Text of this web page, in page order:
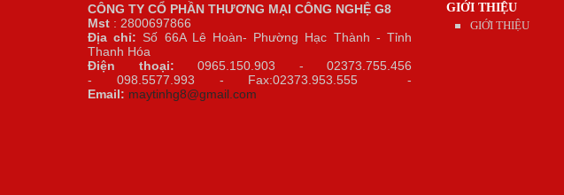
CÔNG TY CỔ PHẦN THƯƠNG MẠI CÔNG NGHỆ G8
Mst : 2800697866
Địa chỉ: Số 66A Lê Hoàn- Phường Hạc Thành - Tỉnh
Thanh Hóa
Điện thoại: 0965.150.903 - 02373.755.456
- 098.5577.993 - Fax:02373.953.555 -
Email: maytinhg8@gmail.com
GIỚI THIỆU
GIỚI THIỆU